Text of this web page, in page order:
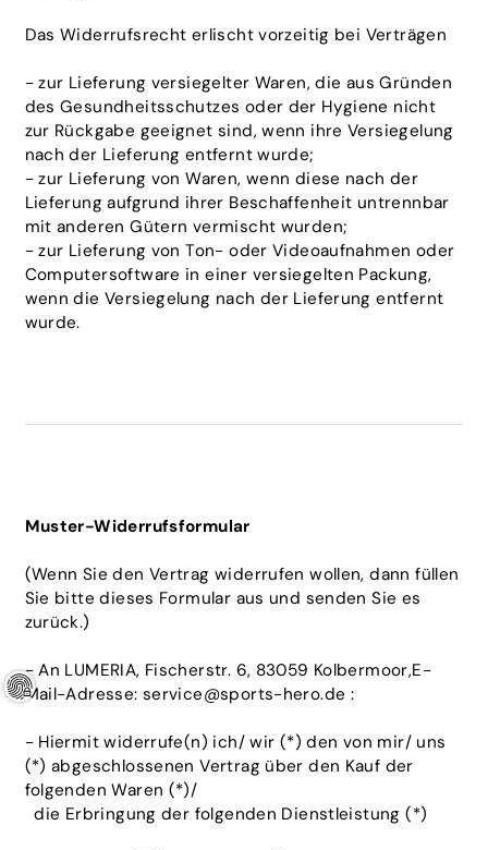
Das Widerrufsrecht erlischt vorzeitig bei Verträgen
- zur Lieferung versiegelter Waren, die aus Gründen
des Gesundheitsschutzes oder der Hygiene nicht
zur Rückgabe geeignet sind, wenn ihre Versiegelung
nach der Lieferung entfernt wurde;
- zur Lieferung von Waren, wenn diese nach der
Lieferung aufgrund ihrer Beschaffenheit untrennbar
mit anderen Gütern vermischt wurden;
- zur Lieferung von Ton- oder Videoaufnahmen oder
Computersoftware in einer versiegelten Packung,
wenn die Versiegelung nach der Lieferung entfernt
wurde.
Muster-Widerrufsformular
(Wenn Sie den Vertrag widerrufen wollen, dann füllen
Sie bitte dieses Formular aus und senden Sie es
zurück.)
- An LUMERIA, Fischerstr. 6, 83059 Kolbermoor,E-
Mail-Adresse: service@sports-hero.de :
- Hiermit widerrufe(n) ich/ wir (*) den von mir/ uns
(*) abgeschlossenen Vertrag über den Kauf der
folgenden Waren (*)/
die Erbringung der folgenden Dienstleistung (*)